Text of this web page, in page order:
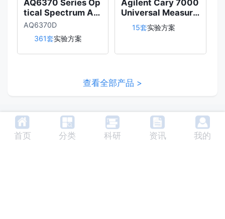
AQ6370 Series Op
tical Spectrum An
alyzer
AQ6370D
361套实验方案
Agilent Cary 7000
Universal Measure
ment Spectrophot
ometer (UMS)
15套实验方案
查看全部产品 >
Copyright © 2022 成都禹治科技有限公司
蜀ICP备2022003224号-2
| 川公网安备51010702043370号
首页 分类 科研 资讯 我的